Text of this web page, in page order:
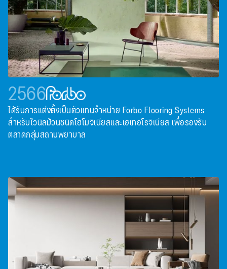
2566
ได้รับการแต่งตั้งเป็นตัวแทนจําหน่าย Forbo Flooring Systems
สําหรับไวนิลม้วนชนิดโฮโมจิเนียสและเฮเทอโรจิเนียส เพื่อรองรับ
ตลาดกลุ่มสถานพยาบาล